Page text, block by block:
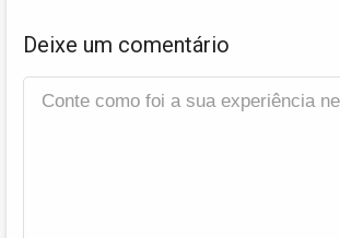
Deixe um comentário